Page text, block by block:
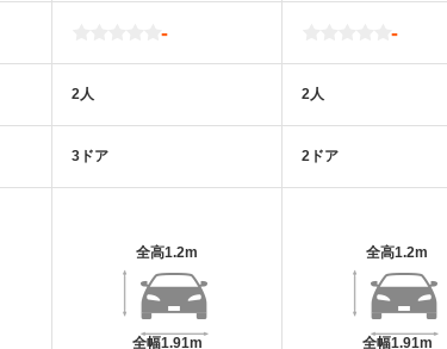
-
2人
3ドア
全高1.2m
全幅1.91m
-
2人
2ドア
全高1.2m
全幅1.91m